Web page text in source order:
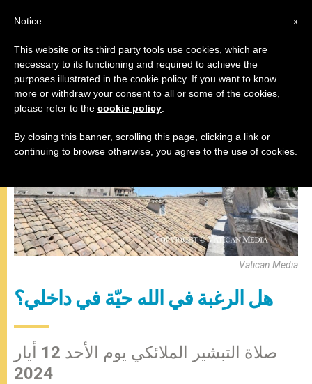
البابا فرنسيس ,صلاة التبشير الملائكي
Vatican Media
هل الرغبة في الله حيّة في داخلي؟
صلاة التبشير الملائكي يوم الأحد 12 أيار
2024
x
Notice
This website or its third party tools use cookies, which are
necessary to its functioning and required to achieve the
purposes illustrated in the cookie policy. If you want to know
more or withdraw your consent to all or some of the cookies,
please refer to the cookie policy
By closing this banner, scrolling this page, clicking a link or
continuing to browse otherwise, you agree to the use of cookies.